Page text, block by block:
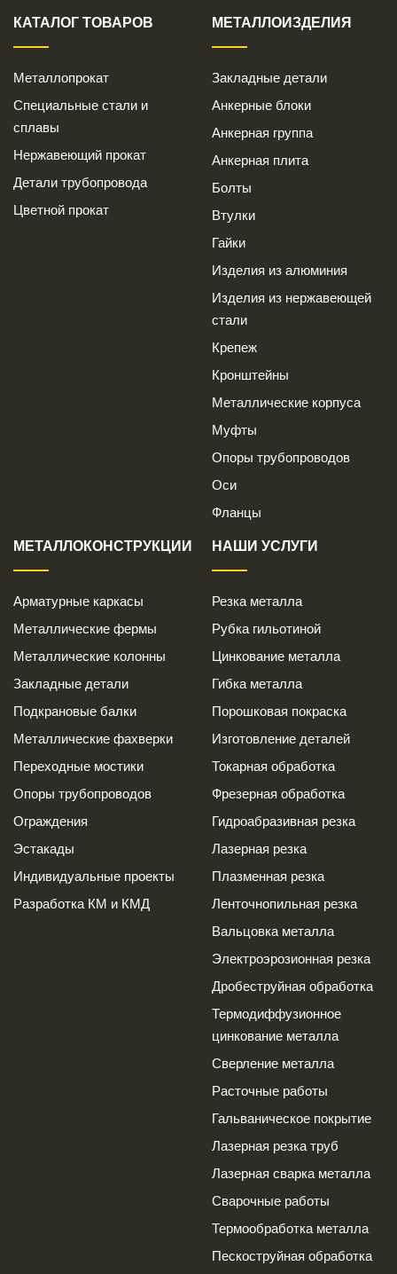
КАТАЛОГ ТОВАРОВ
Металлопрокат
Специальные стали и
сплавы
Нержавеющий прокат
Детали трубопровода
Цветной прокат
МЕТАЛЛОИЗДЕЛИЯ
Закладные детали
Анкерные блоки
Анкерная группа
Анкерная плита
Болты
Втулки
Гайки
Изделия из алюминия
Изделия из нержавеющей
стали
Крепеж
Кронштейны
Металлические корпуса
Муфты
Опоры трубопроводов
Оси
Фланцы
МЕТАЛЛОКОНСТРУКЦИИ
Арматурные каркасы
Металлические фермы
Металлические колонны
Закладные детали
Подкрановые балки
Металлические фахверки
Переходные мостики
Опоры трубопроводов
Ограждения
Эстакады
Индивидуальные проекты
Разработка КМ и КМД
НАШИ УСЛУГИ
Резка металла
Рубка гильотиной
Цинкование металла
Гибка металла
Порошковая покраска
Изготовление деталей
Токарная обработка
Фрезерная обработка
Гидроабразивная резка
Лазерная резка
Плазменная резка
Ленточнопильная резка
Вальцовка металла
Электроэрозионная резка
Дробеструйная обработка
Термодиффузионное
цинкование металла
Сверление металла
Расточные работы
Гальваническое покрытие
Лазерная резка труб
Лазерная сварка металла
Сварочные работы
Термообработка металла
Пескоструйная обработка